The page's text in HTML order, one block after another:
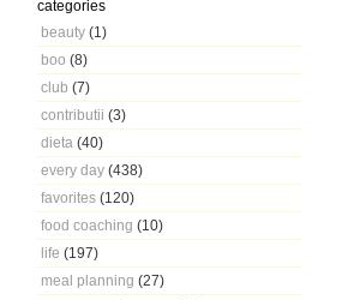
categories
beauty (1)
boo (8)
club (7)
contributii (3)
dieta (40)
every day (438)
favorites (120)
food coaching (10)
life (197)
meal planning (27)